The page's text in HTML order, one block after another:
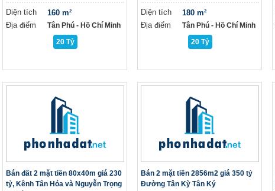
Diện tích
Địa điểm
160 m²
Tân Phú - Hồ Chí Minh
20 Tỷ
Diện tích
Địa điểm
180 m²
Tân Phú - Hồ Chí Minh
20 Tỷ
Bán đất 2 mặt tiền 80x40m giá 230
tỷ, Kênh Tân Hóa và Nguyễn Trọng
Bán 2 mặt tiền 2856m2 giá 350 tỷ
Đường Tân Kỳ Tân Ký